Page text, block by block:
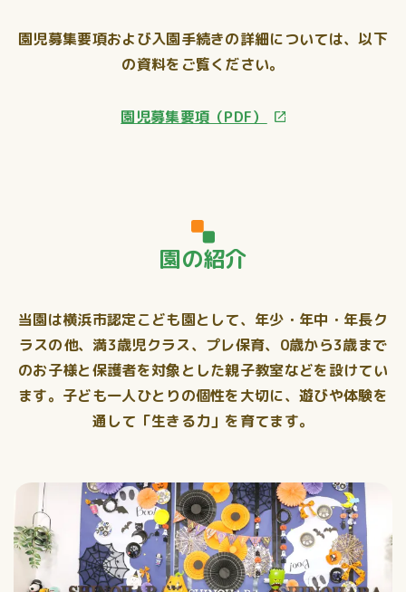
園児募集要項および入園手続きの詳細については、以下
の資料をご覧ください。
園児募集要項（PDF）
園の紹介
当園は横浜市認定こども園として、年少・年中・年長ク
ラスの他、満3歳児クラス、プレ保育、0歳から3歳まで
のお子様と保護者を対象とした親子教室などを設けてい
ます。子ども一人ひとりの個性を大切に、遊びや体験を
通して「生きる力」を育てます。